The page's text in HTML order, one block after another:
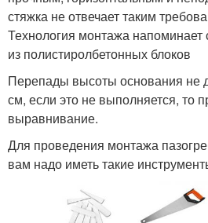
стяжка не отвечает таким
Технология монтажа напоминает
из полистиролбетонных блоков
Перепады высоты основания не
см, если это не выполняется, то
выравнивание.
Для проведения монтажа
вам надо иметь такие